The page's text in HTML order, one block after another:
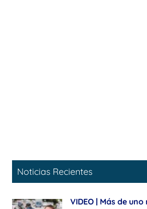
Noticias Recientes
VIDEO | Más de